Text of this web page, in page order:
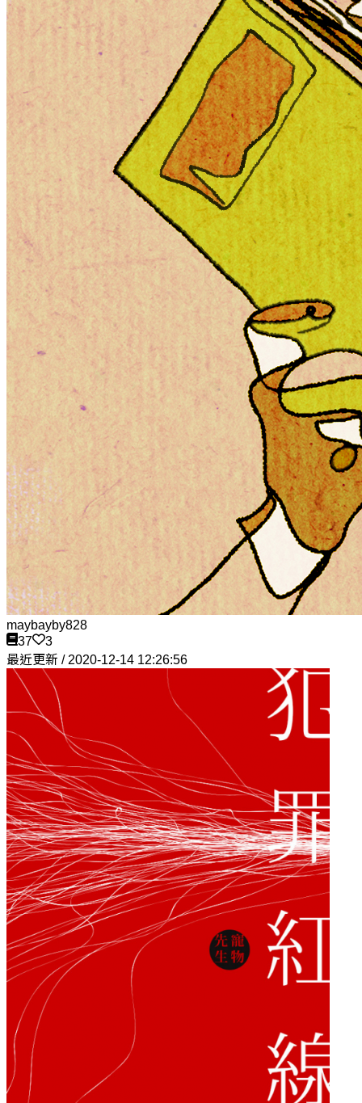
maybayby828
37
3
最近更新 / 2020-12-14 12:26:56